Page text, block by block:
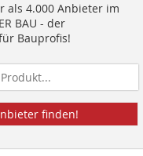
als 4.000 Anbieter im
BAU - der
Bauprofis!
finden!